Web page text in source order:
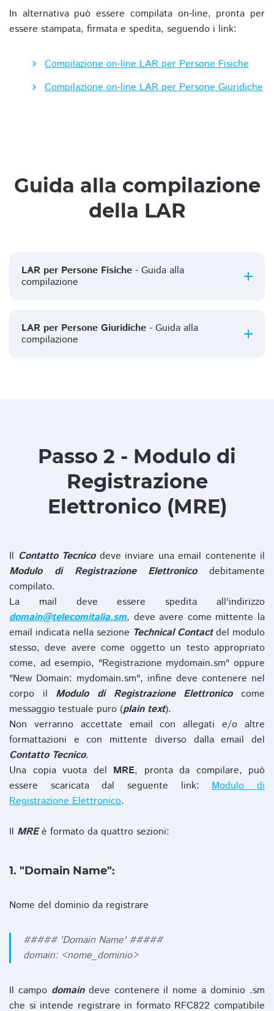
In alternativa può essere compilata on-line, pronta per
essere stampata, firmata e spedita, seguendo i link:
Compilazione on-line LAR per Persone Fisiche
Compilazione on-line LAR per Persone Giuridiche
Guida alla compilazione
della LAR
LAR per Persone Fisiche - Guida alla
compilazione
LAR per Persone Giuridiche - Guida alla
compilazione
Passo 2 - Modulo di
Registrazione
Elettronico (MRE)
Il Contatto Tecnicodeve inviare una email contenente il
Modulo di Registrazione Elettronicodebitamente
compilato.
La mail deve essere spedita all'indirizzo
domain@telecomitalia.sm, deve avere come mittente la
email indicata nella sezione Technical Contactdel modulo
stesso, deve avere come oggetto un testo appropriato
come, ad esempio, "Registrazione mydomain.sm" oppure
"New Domain: mydomain.sm", infine deve contenere nel
corpo il Modulo di Registrazione Elettronicocome
messaggio testuale puro (plain text).
Non verranno accettate email con allegati e/o altre
formattazioni e con mittente diverso dalla email del
Contatto Tecnico.
Una copia vuota del MRE, pronta da compilare, può
essere scaricata dal seguente link:Modulo di
Registrazione Elettronico.
Il MREè formato da quattro sezioni:
1. "Domain Name":
Nome del dominio da registrare
##### 'Domain Name' #####
domain: <nome_dominio>
Il campo domaindeve contenere il nome a dominio .sm
che si intende registrare in formato RFC822 compatibile